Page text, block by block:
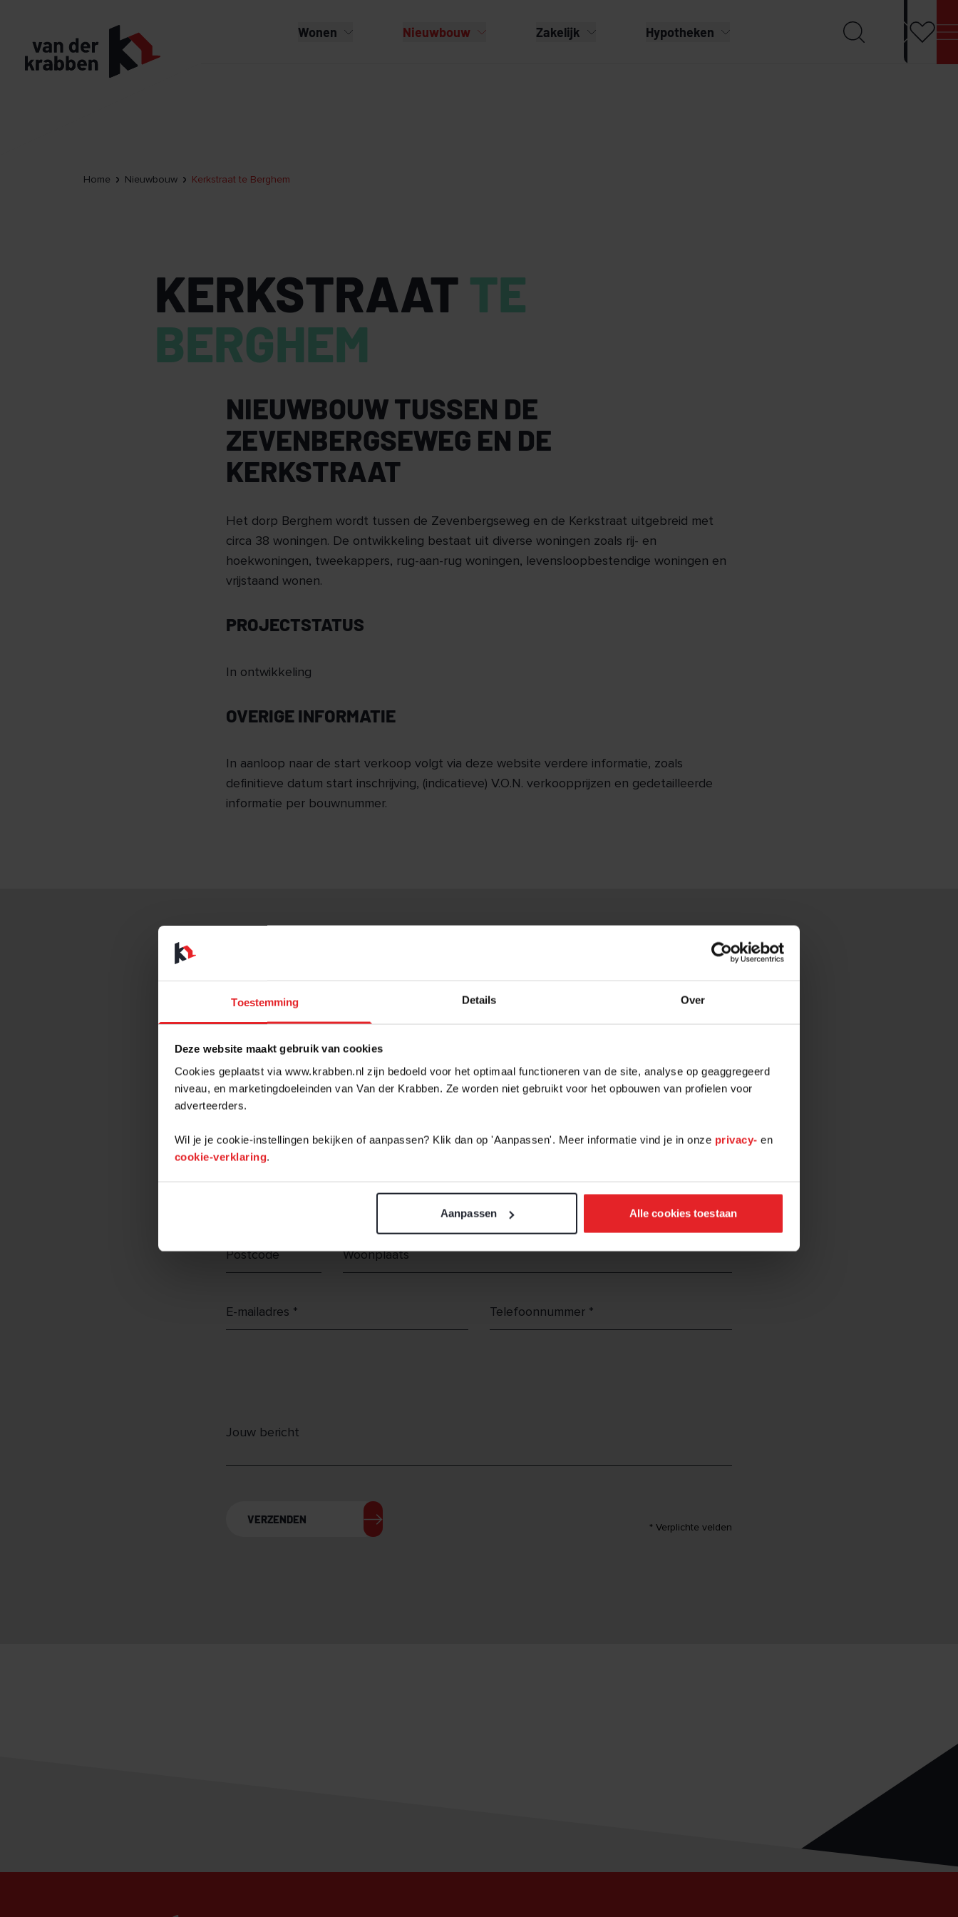
Toestemming Details Over
Deze website maakt gebruik van cookies
Cookies geplaatst via www.krabben.nl zijn bedoeld voor het optimaal functioneren van de site, analyse op geaggregeerd
niveau, en marketingdoeleinden van Van der Krabben. Ze worden niet gebruikt voor het opbouwen van profielen voor
adverteerders.
Wil je je cookie-instellingen bekijken of aanpassen? Klik dan op 'Aanpassen'. Meer informatie vind je in onze privacy- en
cookie-verklaring.
Aanpassen Alle cookies toestaan
Wonen Nieuwbouw Zakelijk Hypotheken
Home Nieuwbouw Kerkstraat te Berghem
KERKSTRAAT TE
BERGHEM
NIEUWBOUW TUSSEN DE
ZEVENBERGSEWEG EN DE
KERKSTRAAT
Het dorp Berghem wordt tussen de Zevenbergseweg en de Kerkstraat uitgebreid met
circa 38 woningen. De ontwikkeling bestaat uit diverse woningen zoals rij- en
hoekwoningen, tweekappers, rug-aan-rug woningen, levensloopbestendige woningen en
vrijstaand wonen.
PROJECTSTATUS
In ontwikkeling
OVERIGE INFORMATIE
In aanloop naar de start verkoop volgt via deze website verdere informatie, zoals
definitieve datum start inschrijving, (indicatieve) V.O.N. verkoopprijzen en gedetailleerde
informatie per bouwnummer.
PROJECT OM NAAR UIT TE KIJKEN
Benieuwd naar dit project? Of wil je als eerste op de hoogte blijven van aankomende
projecten? Vul onderstaand formulier in en we houden je op de hoogte!
VERZENDEN
* Verplichte velden